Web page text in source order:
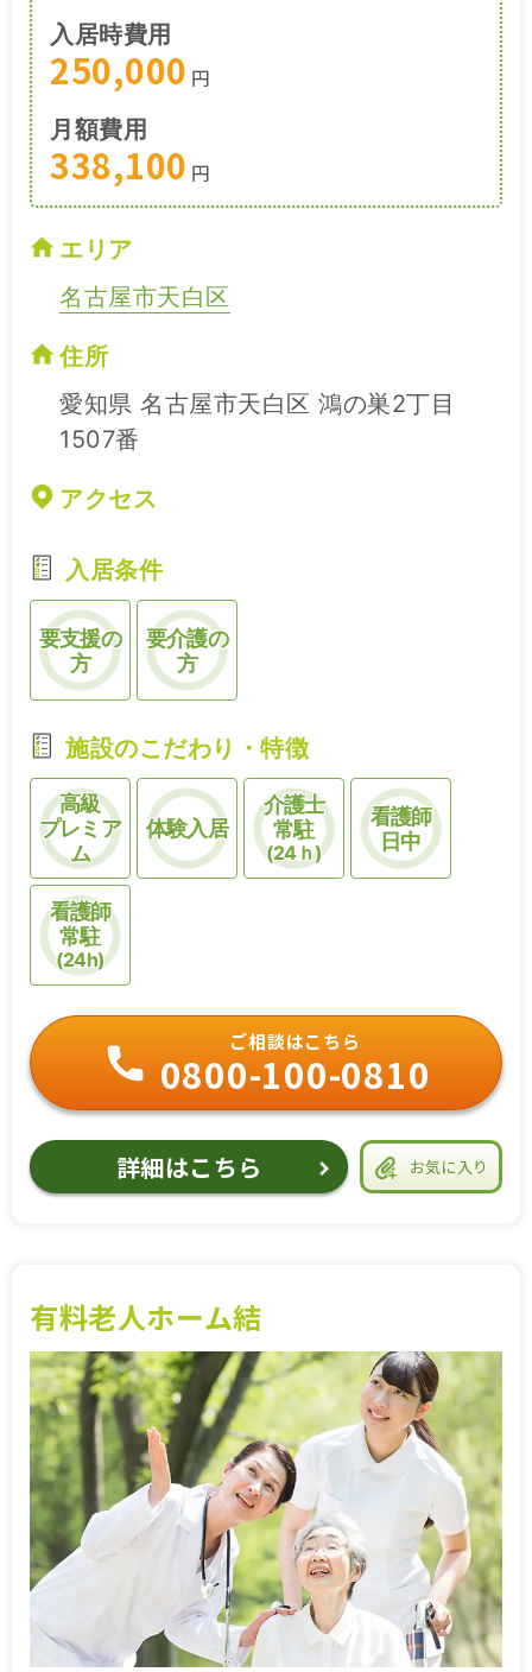
入居時費用
250,000 円
月額費用
338,100 円
エリア
名古屋市天白区
住所
愛知県 名古屋市天白区 鴻の巣2丁目
1507番
アクセス
入居条件
要支援の
方
要介護の
方
施設のこだわり・特徴
高級
プレミア
ム
体験入居
介護士
常駐
(24ｈ)
看護師
日中
看護師
常駐
(24h)
お気に入り
ご相談はこちら
0800-100-0810
詳細はこちら
有料老人ホーム結